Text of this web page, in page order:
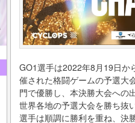
GO1選手は2022年8月19日か
催された格闘ゲームの予選大
門で優勝し、本決勝大会への
世界各地の予選大会を勝ち抜
選手は順調に勝利を重ね、決